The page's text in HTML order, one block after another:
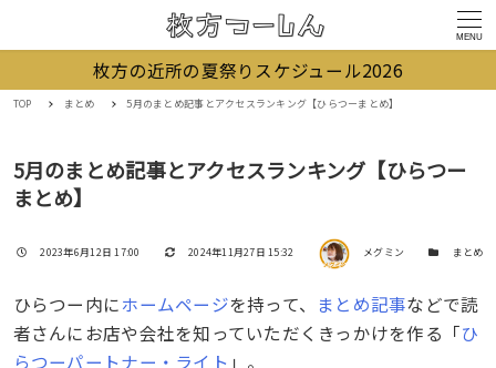
MENU
枚方の近所の夏祭りスケジュール2026
TOP まとめ 5月のまとめ記事とアクセスランキング【ひらつーまとめ】
5月のまとめ記事とアクセスランキング【ひらつー
まとめ】
投稿日
2023年6月12日 17:00 更新日
2024年11月27日 15:32 著者 メグミン カテゴリー
まとめ
ひらつー内にホームページを持って、 まとめ記事などで読
者さんにお店や会社を知っていただくきっかけを作る「ひ
らつーパートナー・ライト 」。